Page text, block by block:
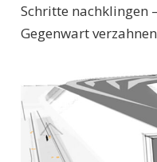
Schritte nachklingen
Gegenwart